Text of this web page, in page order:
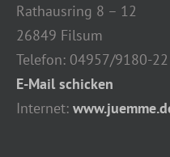
Rathausring 8 – 12
26849 Filsum
Telefon: 04957/9180-22
E-Mail schicken
Internet: